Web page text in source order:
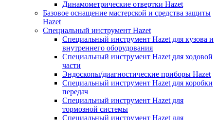
Динамометрические отвертки Hazet
Базовое оснащение мастерской и средства защиты
Hazet
Специальный инструмент Hazet
Специальный инструмент Hazet для кузова и
внутреннего оборудования
Специальный инструмент Hazet для ходовой
части
Эндоскопы/диагностические приборы Hazet
Специальный инструмент Hazet для коробки
передач
Специальный инструмент Hazet для
тормозной системы
Специальный инструмент Hazet для